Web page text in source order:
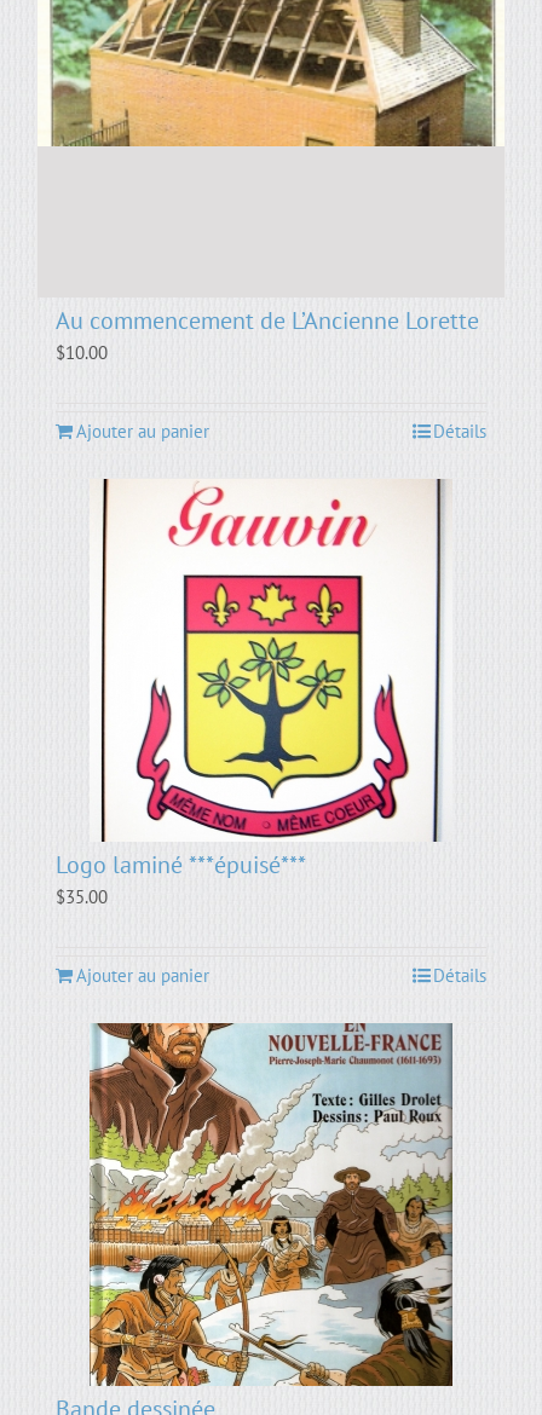
Au commencement de L’Ancienne Lorette
$10.00
Ajouter au panier Détails
Logo laminé ***épuisé***
$35.00
Ajouter au panier Détails